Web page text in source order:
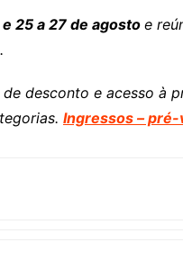
e 25 a 27 de agosto e
desconto e acesso à
Ingressos –